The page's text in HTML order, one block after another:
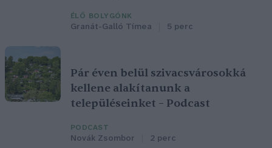
ÉLŐ BOLYGÓNK
Granát-Galló Tímea 5 perc
Pár éven belül szivacsvárosokká
kellene alakítanunk a
településeinket – Podcast
PODCAST
Novák Zsombor 2 perc